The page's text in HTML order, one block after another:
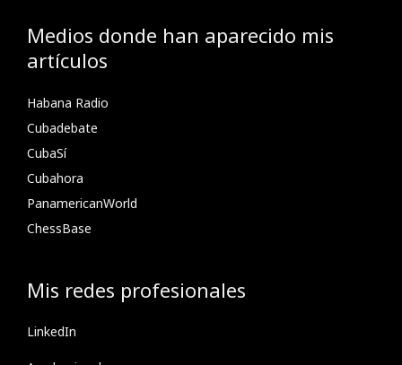
Medios donde han aparecido mis
artículos
Habana Radio
Cubadebate
CubaSí
Cubahora
PanamericanWorld
ChessBase
Mis redes profesionales
LinkedIn